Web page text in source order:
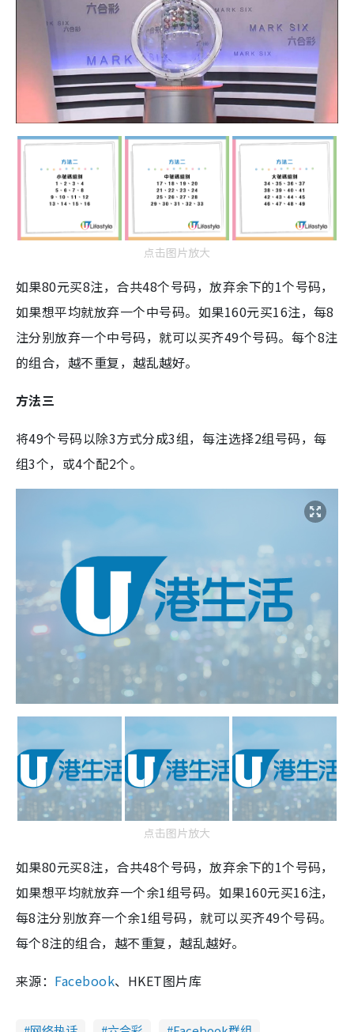
点击图片放大
如果80元买8注，合共48个号码，放弃余下的1个号码，
如果想平均就放弃一个中号码。如果160元买16注，每8
注分别放弃一个中号码，就可以买齐49个号码。每个8注
的组合，越不重复，越乱越好。
方法三
将49个号码以除3方式分成3组，每注选择2组号码，每
组3个，或4个配2个。
点击图片放大
如果80元买8注，合共48个号码，放弃余下的1个号码，
如果想平均就放弃一个余1组号码。如果160元买16注，
每8注分别放弃一个余1组号码，就可以买齐49个号码。
每个8注的组合，越不重复，越乱越好。
来源： Facebook、HKET图片库